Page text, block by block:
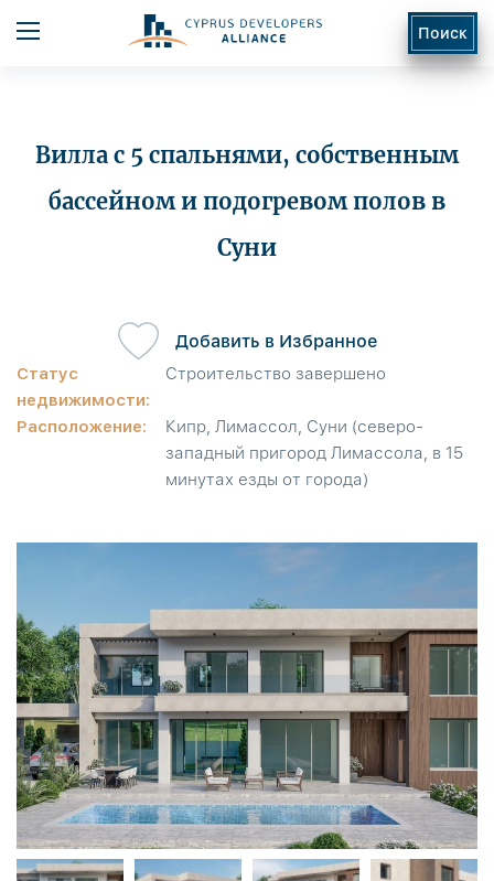
Поиск
Вилла с 5 спальнями, собственным
бассейном и подогревом полов в
Суни
Статус
недвижимости:
Строительство завершено
Расположение:
Кипр, Лимассол, Суни (северо-
западный пригород Лимассола, в 15
минутах езды от города)
Добавить в Избранное